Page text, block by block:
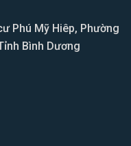
Phú Mỹ Hiêp, Phường
Bình Dương